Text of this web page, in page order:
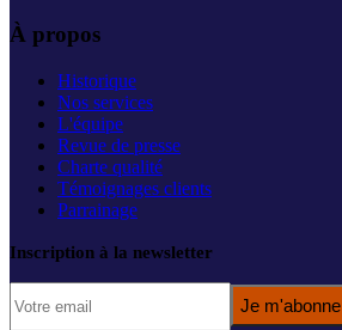
À propos
Historique
Nos services
L'équipe
Revue de presse
Charte qualité
Témoignages clients
Parrainage
Inscription à la newsletter
Je m'abonne